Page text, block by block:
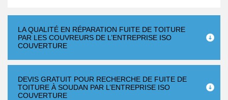
LA QUALITÉ EN RÉPARATION FUITE DE TOITURE
PAR LES COUVREURS DE L’ENTREPRISE ISO
COUVERTURE
DEVIS GRATUIT POUR RECHERCHE DE FUITE DE
TOITURE À SOUDAN PAR L’ENTREPRISE ISO
COUVERTURE